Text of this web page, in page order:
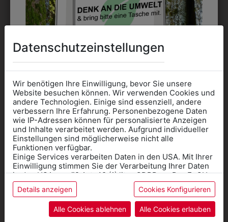
kostet jede Farbe extra und ist erst ab 12 Stück
möglich. Waschbar bis zu 60°C.
DAS KÖNNTE IHNEN
AUCH GEFALLEN
ZULETZT ANGESEHEN
Datenschutzeinstellungen
Wir benötigen Ihre Einwilligung, bevor Sie unsere
Website besuchen können. Wir verwenden Cookies und
andere Technologien. Einige sind essenziell, andere
verbessern Ihre Erfahrung. Personenbezogene Daten
wie IP-Adressen können für personalisierte Anzeigen
und Inhalte verarbeitet werden. Aufgrund individueller
Einstellungen sind möglicherweise nicht alle
Funktionen verfügbar.
Einige Services verarbeiten Daten in den USA. Mit Ihrer
Einwilligung stimmen Sie der Verarbeitung Ihrer Daten
in den USA gemäß Art. 49 (1) lit. a GDPR zu. Der EuGH
stuft die USA als Land mit unzureichendem Datenschutz
ein, und es besteht das Risiko, dass US-Behörden
Daten ohne Klagemöglichkeit für Europäer überwachen.
Details anzeigen Cookies Konfigurieren
Alle Cookies ablehnen Alle Cookies erlauben
Informationen wenn Sie
Kleidung
für die SCHULE
benötigen
Online Shop: Klick auf SCHULE in der
Kategorie und die richtige Schule auswählen.
AnprobeVorort im Geschäft: Termin buchen